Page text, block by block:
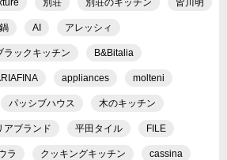
鍋 AI アレッシィ
ラックキッチン B&Bitalia
appliances molteni
パッシブハウス 木のキッチン
アブランド 平田タイル FILE
ラ クッキングキッチン cassina